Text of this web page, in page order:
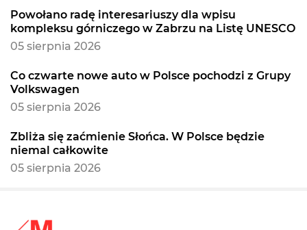
Powołano radę interesariuszy dla wpisu
kompleksu górniczego w Zabrzu na Listę UNESCO
05 sierpnia 2026
Co czwarte nowe auto w Polsce pochodzi z Grupy
Volkswagen
05 sierpnia 2026
Zbliża się zaćmienie Słońca. W Polsce będzie
niemal całkowite
05 sierpnia 2026